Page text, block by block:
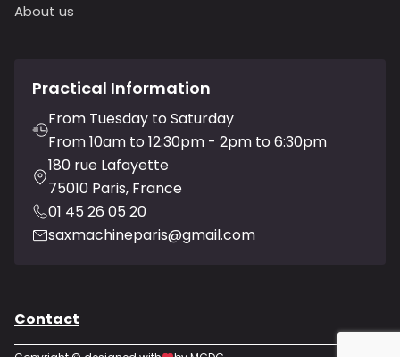
About us
Practical Information
From Tuesday to Saturday
From 10am to 12:30pm - 2pm to 6:30pm
180 rue Lafayette
75010 Paris, France
01 45 26 05 20
saxmachineparis@gmail.com
Contact